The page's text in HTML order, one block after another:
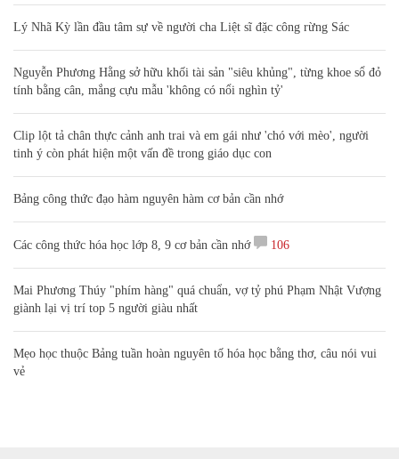
Lý Nhã Kỳ lần đầu tâm sự về người cha Liệt sĩ đặc công rừng Sác
Nguyễn Phương Hằng sở hữu khối tài sản "siêu khủng", từng khoe sổ đỏ
tính bằng cân, mắng cựu mẫu 'không có nổi nghìn tỷ'
Clip lột tả chân thực cảnh anh trai và em gái như 'chó với mèo', người
tinh ý còn phát hiện một vấn đề trong giáo dục con
Bảng công thức đạo hàm nguyên hàm cơ bản cần nhớ
Các công thức hóa học lớp 8, 9 cơ bản cần nhớ 106
Mai Phương Thúy "phím hàng" quá chuẩn, vợ tỷ phú Phạm Nhật Vượng
giành lại vị trí top 5 người giàu nhất
Mẹo học thuộc Bảng tuần hoàn nguyên tố hóa học bằng thơ, câu nói vui
vẻ